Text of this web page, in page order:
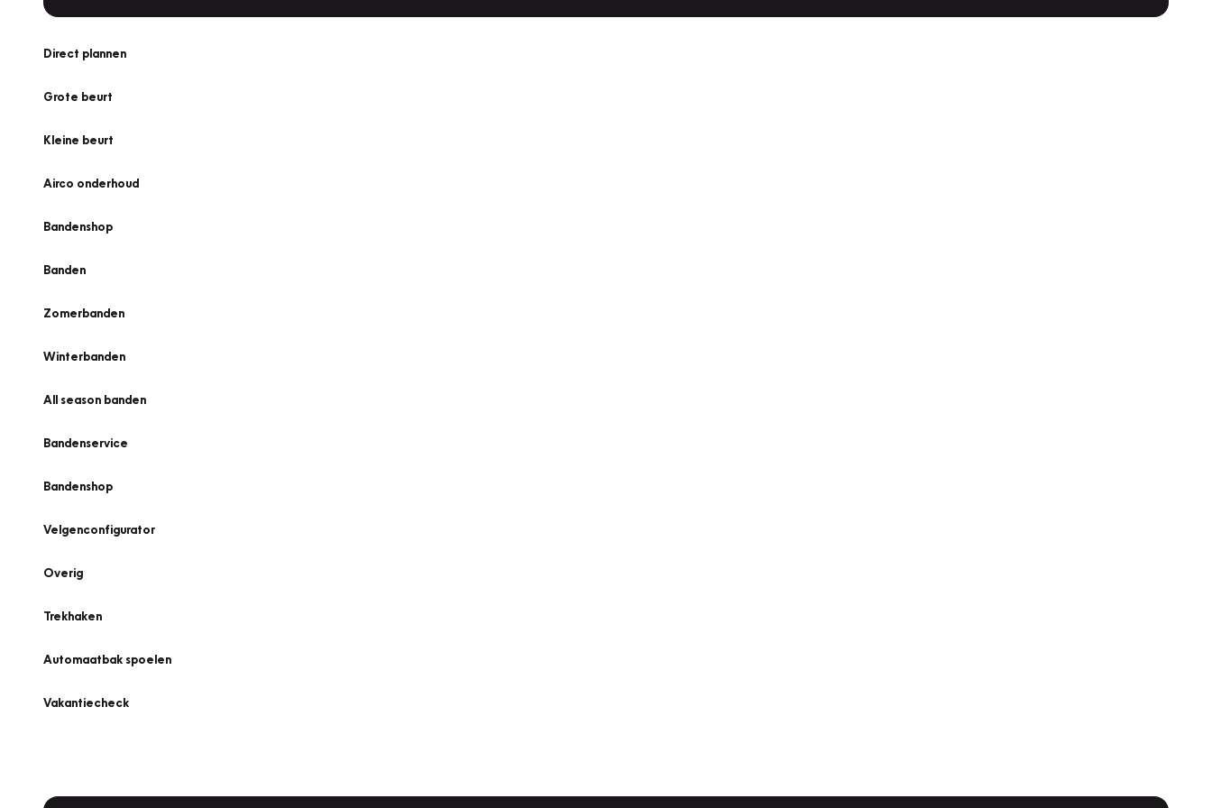
Direct plannen
Grote beurt
Kleine beurt
Airco onderhoud
Bandenshop
Banden
Zomerbanden
Winterbanden
All season banden
Bandenservice
Bandenshop
Velgenconfigurator
Overig
Trekhaken
Automaatbak spoelen
Vakantiecheck